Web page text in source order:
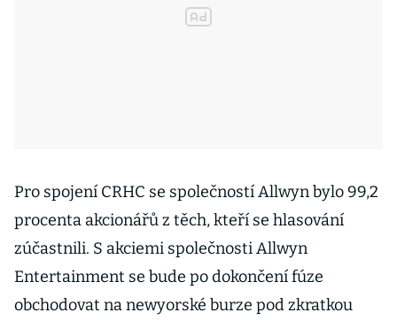
Pro spojení CRHC se společností Allwyn bylo 99,2
procenta akcionářů z těch, kteří se hlasování
zúčastnili. S akciemi společnosti Allwyn
Entertainment se bude po dokončení fúze
obchodovat na newyorské burze pod zkratkou